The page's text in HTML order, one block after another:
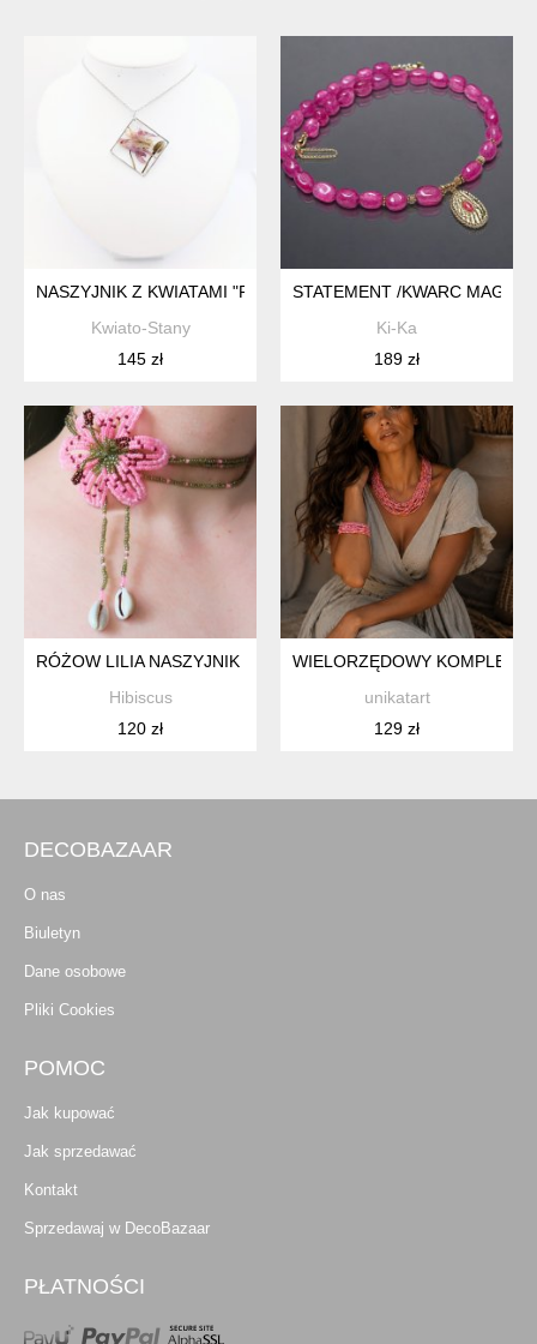
NASZYJNIK Z KWIATAMI "RÓŻOWY ORLIK" – ROMB
Kwiato-Stany
145 zł
STATEMENT /KWARC
Ki-Ka
189 zł
RÓŻOW LILIA NASZYJNIK CHOKER Z KORALIKÓW
Hibiscus
120 zł
WIELORZĘDOWY KOMPLET
unikatart
129 zł
DECOBAZAAR
O nas
Biuletyn
Dane osobowe
Pliki Cookies
POMOC
Jak kupować
Jak sprzedawać
Kontakt
Sprzedawaj w DecoBazaar
PŁATNOŚCI